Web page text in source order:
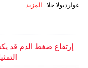
غوارديولا خلا... المزيد
إرتفاع ضغط الدم قد